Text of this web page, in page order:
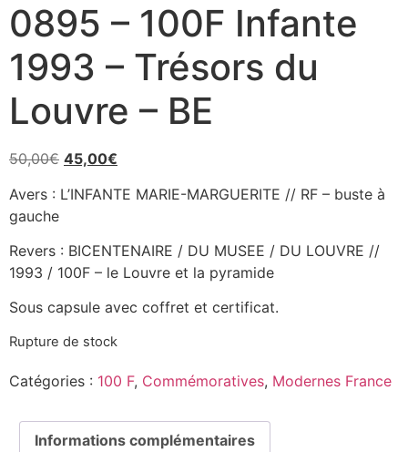
0895 – 100F Infante
1993 – Trésors du
Louvre – BE
50,00€ 45,00€
Avers : L’INFANTE MARIE-MARGUERITE // RF – buste à
gauche
Revers : BICENTENAIRE / DU MUSEE / DU LOUVRE //
1993 / 100F – le Louvre et la pyramide
Sous capsule avec coffret et certificat.
Rupture de stock
Catégories : 100 F, Commémoratives, Modernes France
Informations complémentaires